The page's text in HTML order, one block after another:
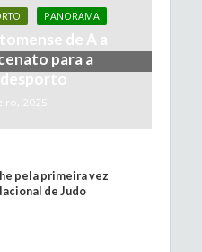
PANORAMA
de A a
para a
2025
pela primeira vez
de Judo